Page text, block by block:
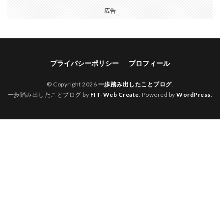
広告
プライバシーポリシー プロフィール
© Copyright 2026 一歩踏み出したことブログ.
一歩踏み出したことブログ by FIT-Web Create. Powered byWordPress.